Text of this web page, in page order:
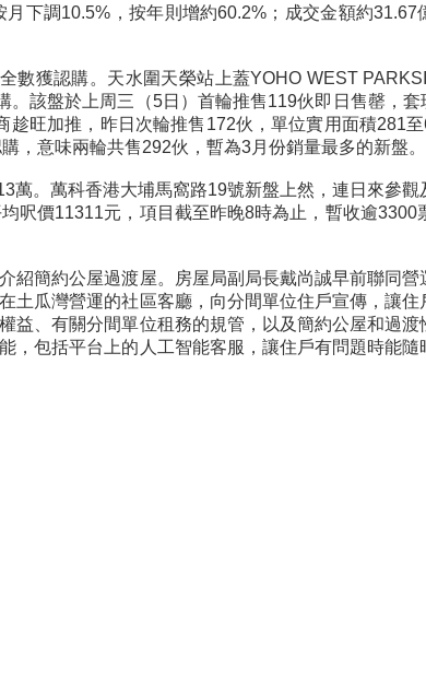
下調10.5%，按年則增約60.2%；成交金額約31.67
數獲認購。天水圍天榮站上蓋YOHO WEST
。該盤於上周三（5日）首輪推售119伙即日售罄，套
趁旺加推，昨日次輪推售172伙，單位實用面積281
，意味兩輪共售292伙，暫為3月份銷量最多的新盤。
萬。萬科香港大埔馬窩路19號新盤上然，連日來參觀
呎價11311元，項目截至昨晚8時為止，暫收逾3300
紹簡約公屋過渡屋。房屋局副局長戴尚誠早前聯同
土瓜灣營運的社區客廳，向分間單位住戶宣傳，讓住
益、有關分間單位租務的規管，以及簡約公屋和過渡
，包括平台上的人工智能客服，讓住戶有問題時能隨